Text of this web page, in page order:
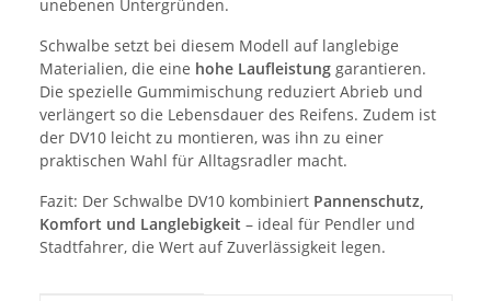
unebenen Untergründen.
Schwalbe setzt bei diesem Modell auf langlebige
Materialien, die eine hohe Laufleistung garantieren.
Die spezielle Gummimischung reduziert Abrieb und
verlängert so die Lebensdauer des Reifens. Zudem ist
der DV10 leicht zu montieren, was ihn zu einer
praktischen Wahl für Alltagsradler macht.
Fazit: Der Schwalbe DV10 kombiniert Pannenschutz,
Komfort und Langlebigkeit – ideal für Pendler und
Stadtfahrer, die Wert auf Zuverlässigkeit legen.